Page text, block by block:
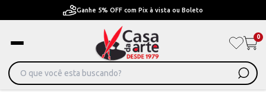
Pague em Até 6x sem juros ou ate 12x com juros
0